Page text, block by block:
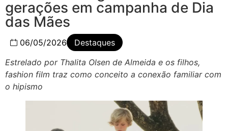
gerações em campanha de Dia
das Mães
06/05/2026
Destaques
Estrelado por Thalita Olsen de Almeida e os filhos,
fashion film traz como conceito a conexão familiar com
o hipismo